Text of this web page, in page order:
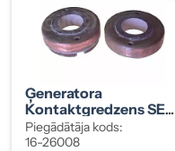
Ģeneratora
Kontaktgredzens SEV
N.72 71951703
Piegādātāja kods:
16-26008